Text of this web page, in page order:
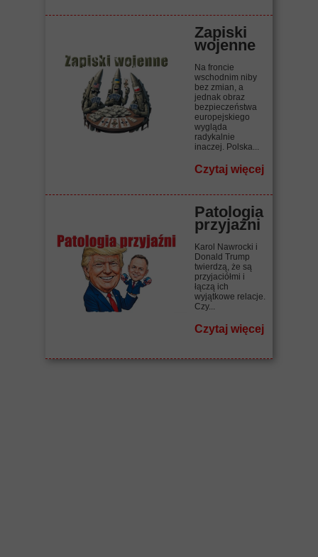
Zapiski
wojenne
Na froncie
wschodnim niby
bez zmian, a
jednak obraz
bezpieczeństwa
europejskiego
wygląda
radykalnie
inaczej. Polska...
Czytaj więcej
Patologia
przyjaźni
Karol Nawrocki i
Donald Trump
twierdzą, że są
przyjaciółmi i
łączą ich
wyjątkowe relacje.
Czy...
Czytaj więcej